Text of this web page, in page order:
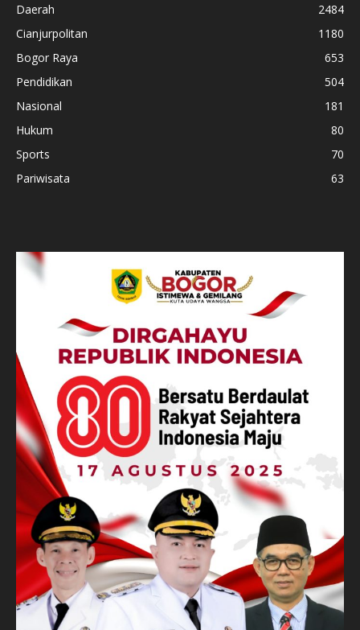
Daerah
2484
Cianjurpolitan
1180
Bogor Raya
653
Pendidikan
504
Nasional
181
Hukum
80
Sports
70
Pariwisata
63